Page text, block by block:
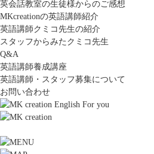
英会話教室の生徒様からのご感想
MKcreationの英語講師紹介
英語講師クミコ先生の紹介
スタッフからみたクミコ先生
Q&A
英語講師養成講座
英語講師・スタッフ募集について
お問い合わせ